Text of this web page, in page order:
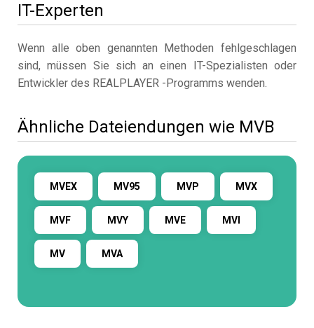
IT-Experten
Wenn alle oben genannten Methoden fehlgeschlagen
sind, müssen Sie sich an einen IT-Spezialisten oder
Entwickler des REALPLAYER -Programms wenden.
Ähnliche Dateiendungen wie MVB
MVEX MV95 MVP MVX
MVF MVY MVE MVI
MV MVA